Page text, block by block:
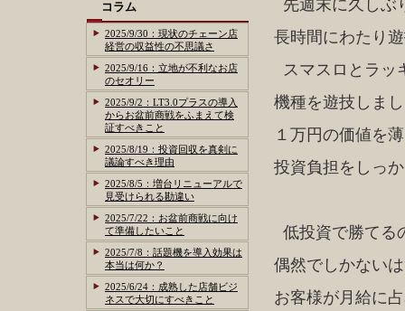
先週末に久しぶ
長時間にわたり
スマスロとラッ
機種を遊技しま
１万円の価値を
投資負担をしっ
低投資で勝てる
偶然でしかない
お客様が月給に
コラム
2025/9/30：現状のチェーン店
経営の収益性の不思議さ
2025/9/16：立地が不利なお店
のセオリー
2025/9/2：LT3.0プラスの導入
からお盆前商戦をふまえて検
証すべきこと
2025/8/19：投資回収を真剣に
議論すべき理由
2025/8/5：増台リニューアルで
見受けられる勘違い
2025/7/22：お盆前商戦に向け
て準備したいこと
2025/7/8：話題機を導入効果は
本当は何か？
2025/6/24：成熟した店舗ビジ
ネスで大切にすべきこと